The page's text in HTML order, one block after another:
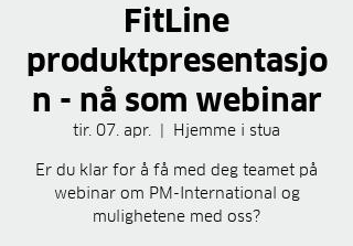
FitLine
produktpresentasjo
n - nå som webinar
tir. 07. apr.
  |
Hjemme i stua
Er du klar for å få med deg teamet på
webinar om PM-International og
mulighetene med oss?